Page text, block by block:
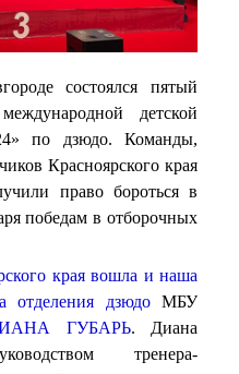
состоялся пятый
детской
по дзюдо. Команды,
Красноярского края
право бороться в
победам в отборочных
края вошла и наша
отделения дзюдо МБУ
ГУБАРЬ. Диана
тренера-